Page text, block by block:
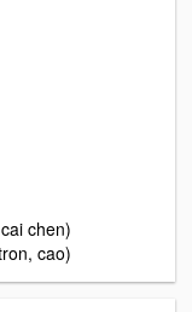
chen)
cao)